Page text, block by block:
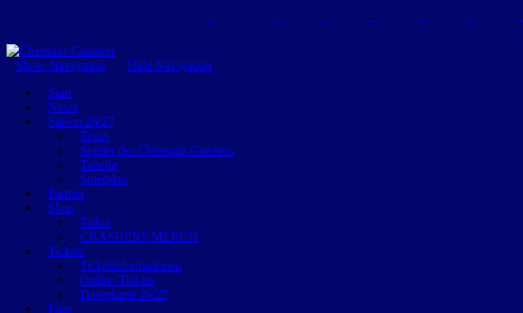
GEMEINSAM EINE LEIDENSCHAFT
Show Navigation
Hide Navigation
Start
News
Saison 26/27
Team
Spieler der Chemnitz Crashers
Tabelle
Spielplan
Partner
Shop
Trikot
CRASHERS MERCH
Tickets
Ticketinformationen
Online-Tickets
Dauerkarte 26/27
Fans